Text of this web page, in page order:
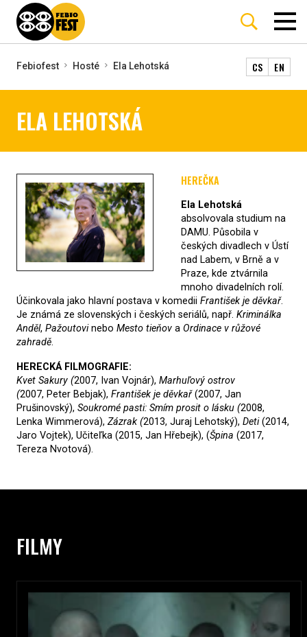
Febiofest Hosté Ela Lehotská CS EN
ELA LEHOTSKÁ
HEREČKA
Ela Lehotská
absolvovala studium na
DAMU. Působila v
českých divadlech v Ústí
nad Labem, v Brně a v
Praze, kde ztvárnila
mnoho divadelních rolí.
Účinkovala jako hlavní postava v komedii František je děvkař.
Je známá ze slovenských i českých seriálů, např. Kriminálka
Anděl, Pažoutovinebo Mesto tieňov a Ordinace v růžové
zahradě.
HERECKÁ FILMOGRAFIE:
Kvet Sakury (2007, Ivan Vojnár), Marhuľový ostrov
(2007, Peter Bebjak), František je děvkař(2007, Jan
Prušinovský), Soukromé pasti: Smím prosit o lásku (2008,
Lenka Wimmerová), Zázrak (2013, Juraj Lehotský), Deti(2014,
Jaro Vojtek), Učiteľka (2015, Jan Hřebejk), (Špina (2017,
Tereza Nvotová).
FILMY